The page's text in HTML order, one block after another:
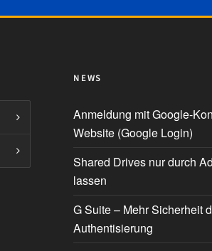
NEWS
Anmeldung mit Google-
Website (Google Login)
Shared Drives nur durch
lassen
G Suite – Mehr Sicherheit
Authentisierung